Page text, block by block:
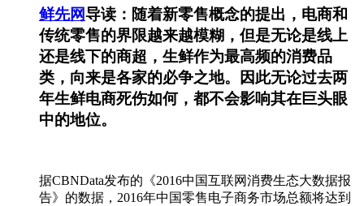
鲜先网导读： 随着新零售概念的提出，电商和
传统零售的界限越来越模糊，但是无论是线上
还是线下的商超，生鲜作为最高频的消费品
类，向来是各家的必争之地。因此无论过去两
年生鲜电商死伤如何，都不会影响其在巨头眼
中的地位。
据CBNData发布的《2016中国互联网消费生态大数据报
告》的数据，2016年中国零售电子商务市场总额将达到